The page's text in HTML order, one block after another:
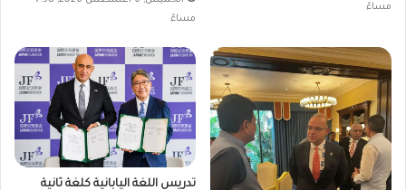
مساءً
مساءً
تدريس اللغة اليابانية كلغة ثانية